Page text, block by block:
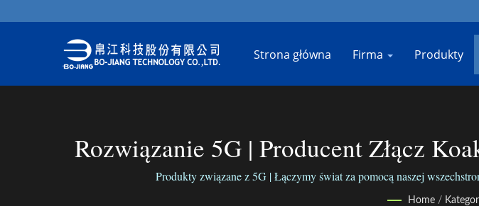
Strona główna Firma Produkty
Rozwiązanie 5G | Producent Złącz
Produkty związane z 5G | Łączymy świat za pomocą naszej
Home /